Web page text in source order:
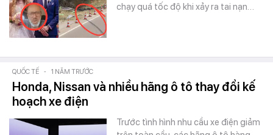
chạy quá tốc độ khi xảy ra tai nạn…
QUỐC TẾ - 1 NĂM TRƯỚC
Honda, Nissan và nhiều hãng ô tô thay đổi kế
hoạch xe điện
Trước tình hình nhu cầu xe điện giảm